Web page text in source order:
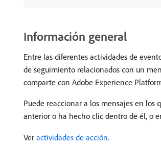
Información general
Entre las diferentes actividades de
de seguimiento relacionados con un
comparte con Adobe Experience
Puede reaccionar a los mensajes en
anterior o ha hecho clic dentro de él, o
Ver actividades de acción.